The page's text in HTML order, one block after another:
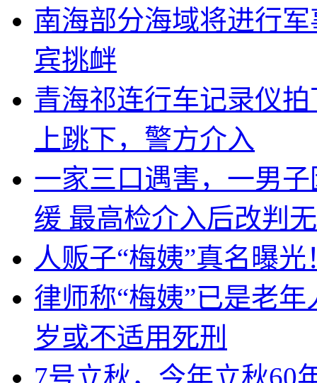
南海部分海域将进行
宾挑衅
青海祁连行车记录仪
上跳下，警方介入
一家三口遇害，一男
缓 最高检介入后改判
人贩子“梅姨”真名曝
律师称“梅姨”已是老
岁或不适用死刑
7号立秋，今年立秋60